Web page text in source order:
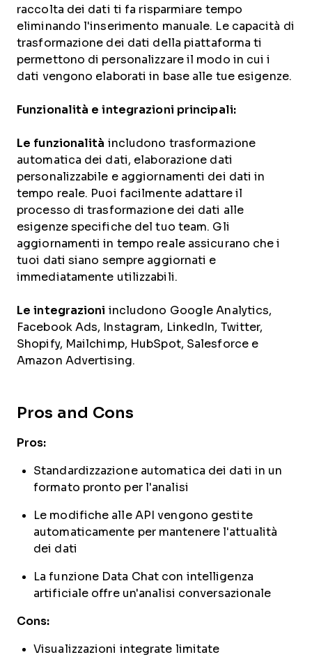
raccolta dei dati ti fa risparmiare tempo
eliminando l'inserimento manuale. Le capacità di
trasformazione dei dati della piattaforma ti
permettono di personalizzare il modo in cui i
dati vengono elaborati in base alle tue esigenze.
Funzionalità e integrazioni principali:
Le funzionalità includono trasformazione
automatica dei dati, elaborazione dati
personalizzabile e aggiornamenti dei dati in
tempo reale. Puoi facilmente adattare il
processo di trasformazione dei dati alle
esigenze specifiche del tuo team. Gli
aggiornamenti in tempo reale assicurano che i
tuoi dati siano sempre aggiornati e
immediatamente utilizzabili.
Le integrazioni includono Google Analytics,
Facebook Ads, Instagram, LinkedIn, Twitter,
Shopify, Mailchimp, HubSpot, Salesforce e
Amazon Advertising.
Pros and Cons
Pros:
Standardizzazione automatica dei dati in un
formato pronto per l'analisi
Le modifiche alle API vengono gestite
automaticamente per mantenere l'attualità
dei dati
La funzione Data Chat con intelligenza
artificiale offre un'analisi conversazionale
Cons:
Visualizzazioni integrate limitate